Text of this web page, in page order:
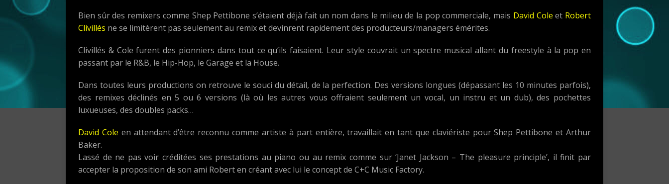
Bien sûr des remixers comme Shep Pettibone s’étaient déjà fait un nom dans le milieu de la pop commerciale, mais David Cole et Robert
Clivillés ne se limitèrent pas seulement au remix et devinrent rapidement des producteurs/managers émérites.
Clivillés & Cole furent des pionniers dans tout ce qu’ils faisaient. Leur style couvrait un spectre musical allant du freestyle à la pop en
passant par le R&B, le Hip-Hop, le Garage et la House.
Dans toutes leurs productions on retrouve le souci du détail, de la perfection. Des versions longues (dépassant les 10 minutes parfois),
des remixes déclinés en 5 ou 6 versions (là où les autres vous offraient seulement un vocal, un instru et un dub), des pochettes
luxueuses, des doubles packs…
David Cole en attendant d’être reconnu comme artiste à part entière, travaillait en tant que claviériste pour Shep Pettibone et Arthur
Baker.
Lassé de ne pas voir créditées ses prestations au piano ou au remix comme sur ‘Janet Jackson – The pleasure principle’, il finit par
accepter la proposition de son ami Robert en créant avec lui le concept de C+C Music Factory.